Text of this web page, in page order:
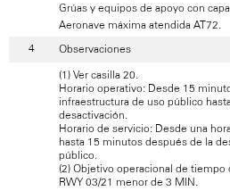
Grúas y equipos de apoyo con
Aeronave máxima atendida AT72.
Observaciones
(1) Ver casilla 20.
Horario operativo: Desde 15
infraestructura de uso público
desactivación.
Horario de servicio: Desde una
hasta 15 minutos después de la
público.
(2) Objetivo operacional de
RWY 03/21 menor de 3 MIN.